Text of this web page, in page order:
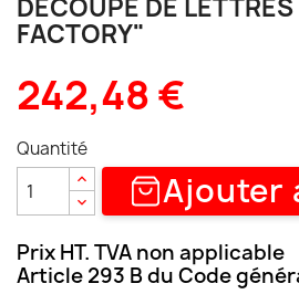
DÉCOUPE DE
FACTORY"
242,48 €
Quantité
Ajouter
Prix HT. TVA non applicable
Article 293 B du Code